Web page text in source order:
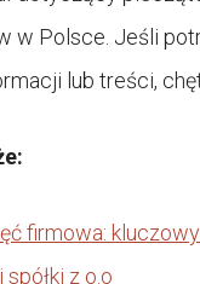
w Polsce. Jeśli
lub treści,
firmowa:
z o.o